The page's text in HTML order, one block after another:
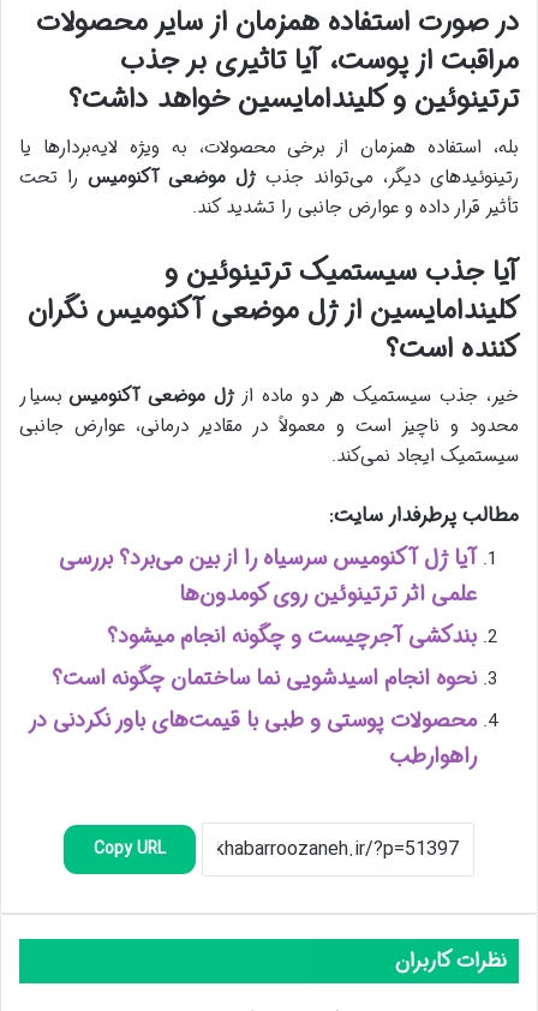
در صورت استفاده همزمان از سایر محصولات
مراقبت از پوست، آیا تاثیری بر جذب
ترتینوئین و کلیندامایسین خواهد داشت؟
بله، استفاده همزمان از برخی محصولات، به ویژه لایه‌بردارها یا
رتینوئیدهای دیگر، می‌تواند جذبژل موضعی آکنومیس را تحت
تأثیر قرار داده و عوارض جانبی را تشدید کند.
آیا جذب سیستمیک ترتینوئین و
کلیندامایسین از ژل موضعی آکنومیس نگران
کننده است؟
خیر، جذب سیستمیک هر دو ماده ازژل موضعی آکنومیس بسیار
محدود و ناچیز است و معمولاً در مقادیر درمانی، عوارض جانبی
سیستمیک ایجاد نمی‌کند.
مطالب پرطرفدار سایت:
آیا ژل آکنومیس سرسیاه را از بین می‌برد؟ بررسی
علمی اثر ترتینوئین روی کومدون‌ها
بندکشی آجرچیست و چگونه انجام میشود؟
نحوه انجام اسیدشویی نما ساختمان چگونه است؟
محصولات پوستی و طبی با قیمت‌های باور نکردنی در
راهوارطب
Copy URL
نظرات کاربران